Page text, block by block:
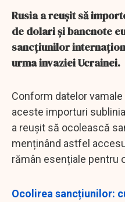
Rusia a reușit să
de dolari și bancnote
sancțiunilor
urma invaziei Ucrainei.
Conform datelor
aceste importuri
a reușit să ocolească
menținând astfel
rămân esențiale pentru
Ocolirea sancțiunilor: